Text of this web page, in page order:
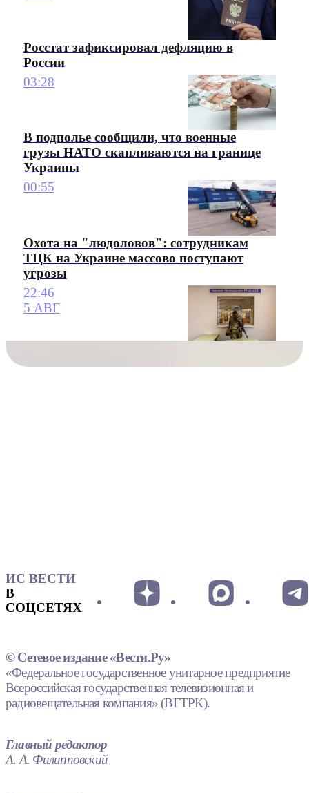
Росстат зафиксировал дефляцию в
России
03:28
В подполье сообщили, что военные
грузы НАТО скапливаются на границе
Украины
00:55
Охота на "людоловов": сотрудникам
ТЦК на Украине массово поступают
угрозы
22:46
5 АВГ
ИС ВЕСТИ
В
СОЦСЕТЯХ
© Сетевое издание «Вести.Ру»
«Федеральное государственное унитарное предприятие
Всероссийская государственная телевизионная и
радиовещательная компания» (ВГТРК).
Главный редактор
А. А. Филипповский